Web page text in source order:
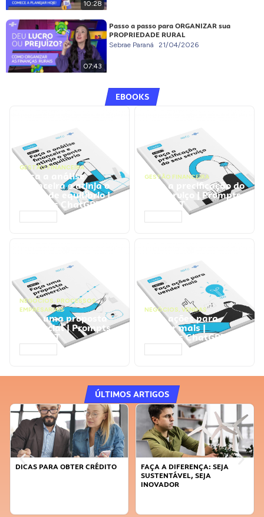
10:28
07:43
Passo a passo para ORGANIZAR sua
PROPRIEDADE RURAL
Sebrae Paraná 21/04/2026
EBOOKS
GESTÃO FINANCEIRA
Faça a análise
financeira e atinja o
ponto de equilíbrio |
Prompts ChatGPT
GESTÃO FINANCEIRA
Faça a precificação do
seu serviço | Prompts
ChatGPT
NEGÓCIOS, PROCESSOS
EMPRESARIAIS
Faça uma proposta
comercial | Prompts
ChatGPT
NEGÓCIOS, VENDAS
Faça ações para
vender mais |
Prompts ChatGPT
ÚLTIMOS ARTIGOS
DICAS PARA OBTER CRÉDITO
FAÇA A DIFERENÇA: SEJA
SUSTENTÁVEL, SEJA
INOVADOR